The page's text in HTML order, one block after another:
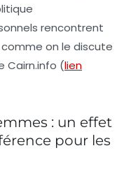
rencontrent
on le discute
Cairn.info (lien
: un effet
pour les